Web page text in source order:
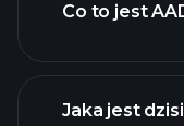
Co to jest
Jaka jest